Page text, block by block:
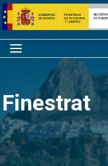
Saltar
al
contenido
Inicio
Menú
Finestrat